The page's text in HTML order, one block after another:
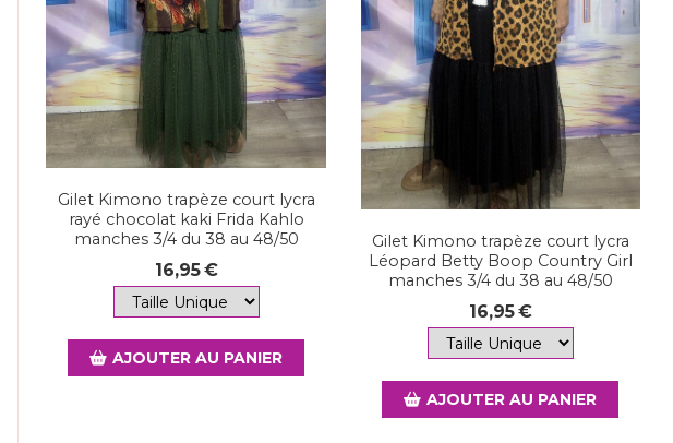
Gilet Kimono trapèze court lycra
rayé chocolat kaki Frida Kahlo
manches 3/4 du 38 au 48/50
16,95€
AJOUTER AU PANIER
Gilet Kimono trapèze court lycra
Léopard Betty Boop Country Girl
manches 3/4 du 38 au 48/50
16,95€
AJOUTER AU PANIER